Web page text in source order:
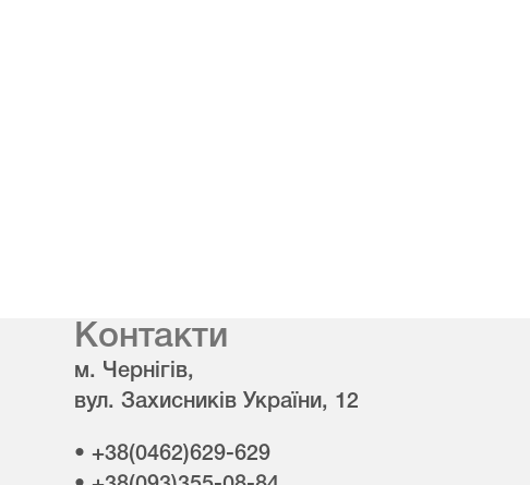
Контакти
м. Чернігів,
вул. Захисників України, 12
• +38(0462)629-629